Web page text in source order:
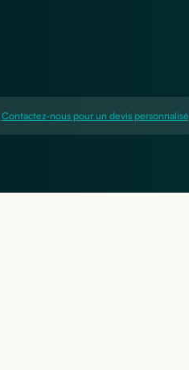
Contactez-nous pour un devis personnalisé